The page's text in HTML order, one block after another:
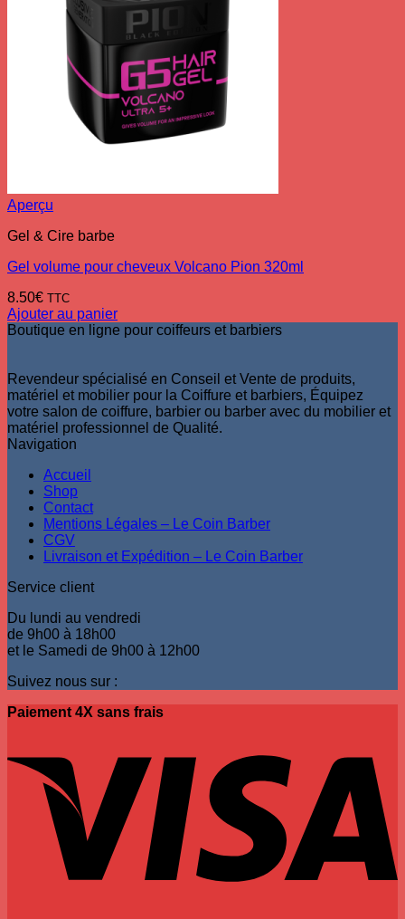
Aperçu
Gel & Cire barbe
Gel volume pour cheveux Volcano Pion 320ml
8.50€ TTC
Ajouter au panier
Boutique en ligne pour coiffeurs et barbiers
Revendeur spécialisé en Conseil et Vente de produits,
matériel et mobilier pour la Coiffure et barbiers, Équipez
votre salon de coiffure, barbier ou barber avec du mobilier et
matériel professionnel de Qualité.
Navigation
Accueil
Shop
Contact
Mentions Légales – Le Coin Barber
CGV
Livraison et Expédition – Le Coin Barber
Service client
Du lundi au vendredi
de 9h00 à 18h00
et le Samedi de 9h00 à 12h00
Suivez nous sur :
Paiement 4X sans frais